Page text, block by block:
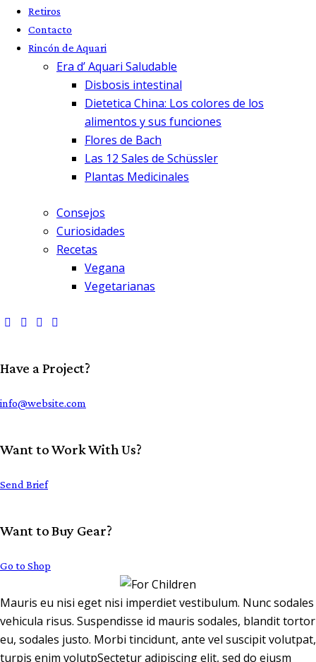
Retiros
Contacto
Rincón de Aquari
Era d’ Aquari Saludable
Disbosis intestinal
Dietetica China: Los colores de los
alimentos y sus funciones
Flores de Bach
Las 12 Sales de Schüssler
Plantas Medicinales
Consejos
Curiosidades
Recetas
Vegana
Vegetarianas
Have a Project?
info@website.com
Want to Work With Us?
Send Brief
Want to Buy Gear?
Go to Shop
Mauris eu nisi eget nisi imperdiet vestibulum. Nunc sodales
vehicula risus. Suspendisse id mauris sodales, blandit tortor
eu, sodales justo. Morbi tincidunt, ante vel suscipit volutpat,
turpis enim volutpSectetur adipiscing elit, sed do eiusm